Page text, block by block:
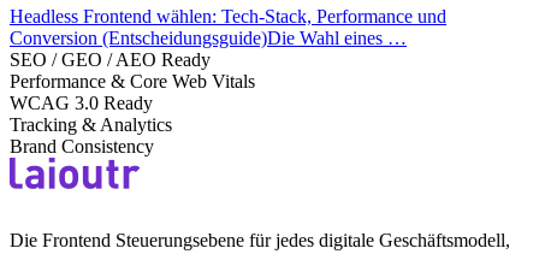
Headless Frontend wählen: Tech-Stack, Performance und
Conversion (Entscheidungsguide)Die Wahl eines …
SEO / GEO / AEO Ready
Performance & Core Web Vitals
WCAG 3.0 Ready
Tracking & Analytics
Brand Consistency
Die Frontend Steuerungsebene für jedes digitale Geschäftsmodell,